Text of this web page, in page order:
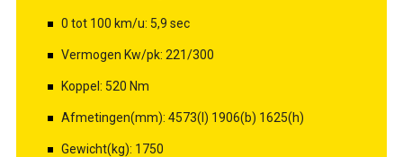
0 tot 100 km/u: 5,9 sec
Vermogen Kw/pk: 221/300
Koppel: 520 Nm
Afmetingen(mm): 4573(l) 1906(b) 1625(h)
Gewicht(kg): 1750